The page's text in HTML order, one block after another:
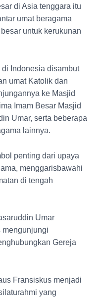
di Asia tenggara itu
umat beragama
untuk kerukunan
Indonesia disambut
umat Katolik dan
ke Masjid
Imam Besar Masjid
Umar, serta beberapa
lainnya.
penting dari upaya
menggarisbawahi
di tengah
Umar
mengunjungi
Gereja
Fransiskus menjadi
yang